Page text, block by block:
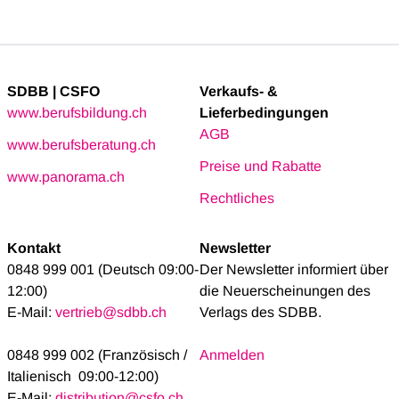
SDBB | CSFO
www.berufsbildung.ch
www.berufsberatung.ch
www.panorama.ch
Verkaufs- &
Lieferbedingungen
AGB
Preise und Rabatte
Rechtliches
Kontakt
0848 999 001 (Deutsch 09:00-
12:00)
E-Mail: vertrieb@sdbb.ch
0848 999 002 (Französisch /
Italienisch 09:00-12:00)
Newsletter
Der Newsletter informiert über
die Neuerscheinungen des
Verlags des SDBB.
Anmelden